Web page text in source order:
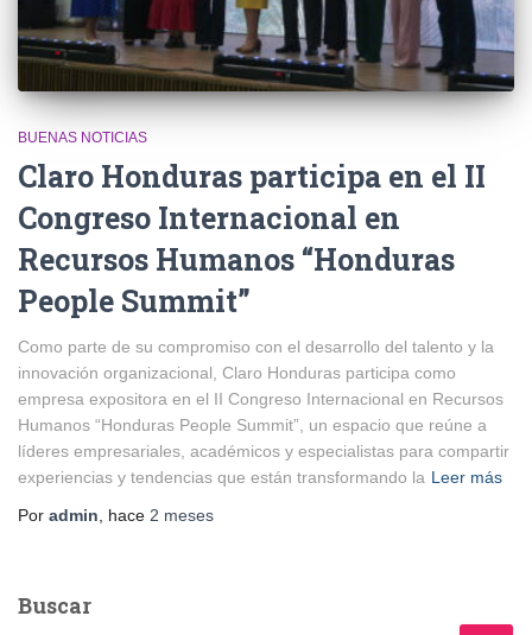
BUENAS NOTICIAS
Claro Honduras participa en el II
Congreso Internacional en
Recursos Humanos “Honduras
People Summit”
Como parte de su compromiso con el desarrollo del talento y la
innovación organizacional, Claro Honduras participa como
empresa expositora en el II Congreso Internacional en Recursos
Humanos “Honduras People Summit”, un espacio que reúne a
líderes empresariales, académicos y especialistas para compartir
experiencias y tendencias que están transformando la Leer más
Por admin , hace 2 meses
Buscar